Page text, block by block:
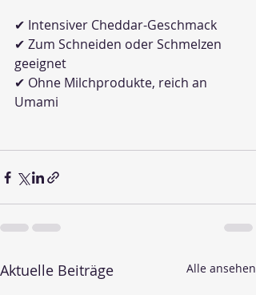
✔ Intensiver Cheddar-Geschmack
✔ Zum Schneiden oder Schmelzen
geeignet
✔ Ohne Milchprodukte, reich an
Umami
Aktuelle Beiträge Alle ansehen